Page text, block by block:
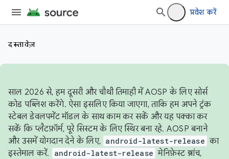
प्रवेश करें
दस्तावेज़
साल 2026 से, हम दूसरी और चौथी तिमाही में AOSP के लिए सोर्स
कोड पब्लिश करेंगे. ऐसा इसलिए किया जाएगा, ताकि हम अपने ट्रंक
स्टेबल डेवलपमेंट मॉडल के साथ काम कर सकें और यह पक्का कर
सकें कि प्लैटफ़ॉर्म, पूरे सिस्टम के लिए स्थिर बना रहे. AOSP बनाने
और उसमें योगदान देने के लिए, android-latest-release का
इस्तेमाल करें.
android-latest-release मेनिफ़ेस्ट ब्रांच,